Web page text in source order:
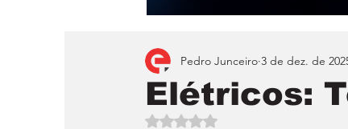
Elétricos:
Pedro Junceiro 3 de dez. de
Avaliado com NaN de 5 estrelas.